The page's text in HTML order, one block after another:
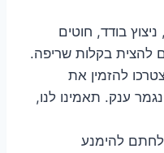
בודד, חוטים
להצית בקלות שריפה.
להזמין את
ענק. תאמינו לנו,
להימנע